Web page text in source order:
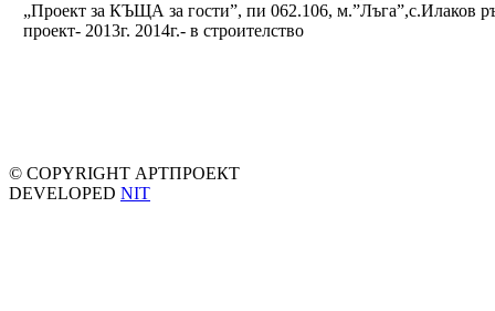
„Проект за КЪЩА за гости”, пи 062.106, м.”Лъга”,с.Илаков
проект- 2013г. 2014г.- в строителство
© COPYRIGHT АРТПРОЕКТ
DEVELOPED NIT